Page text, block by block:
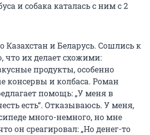
и собака каталась с ним с 2
Казахстан и Беларусь. Сошлись к
их делает схожими:
продукты, особенно
консервы и колбаса. Роман
помощь: „У меня в
есть“. Отказываюсь. У меня,
много-немного, но мне
он среагировал: „Но денег-то